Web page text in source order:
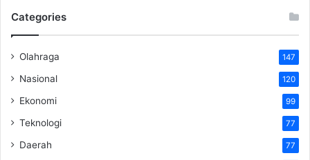
Categories
Olahraga 147
Nasional 120
Ekonomi 99
Teknologi 77
Daerah 77